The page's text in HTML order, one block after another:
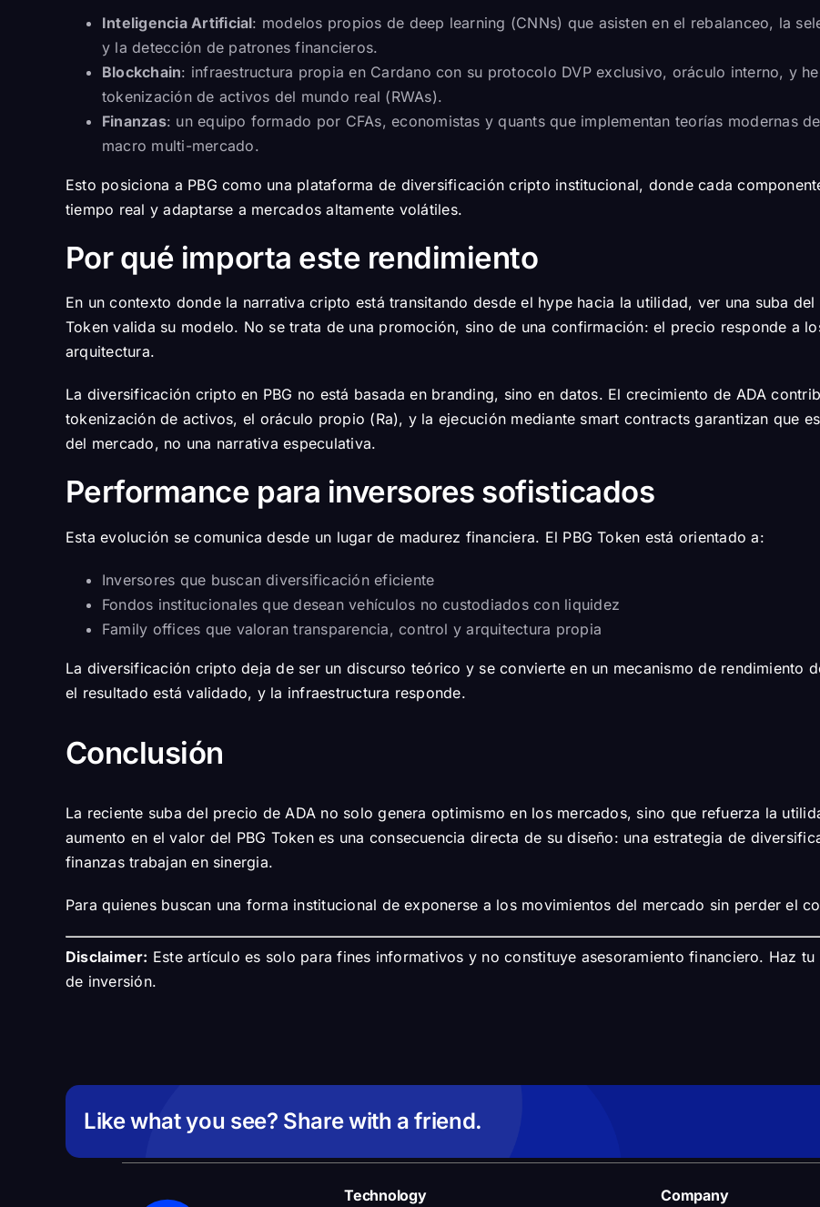
Inteligencia Artificial: modelos propios de deep learning (CNNs) que asisten en el rebalanceo, la
y la detección de patrones financieros.
Blockchain: infraestructura propia en Cardano con su protocolo DVP exclusivo, oráculo interno, y
tokenización de activos del mundo real (RWAs).
Finanzas: un equipo formado por CFAs, economistas y quants que implementan teorías modernas
macro multi-mercado.
Esto posiciona a PBG como una plataforma de diversificación cripto institucional, donde cada
tiempo real y adaptarse a mercados altamente volátiles.
Por qué importa este rendimiento
En un contexto donde la narrativa cripto está transitando desde el hype hacia la utilidad, ver una suba
Token valida su modelo. No se trata de una promoción, sino de una confirmación: el precio responde a
arquitectura.
La diversificación cripto en PBG no está basada en branding, sino en datos. El crecimiento de ADA
tokenización de activos, el oráculo propio (Ra), y la ejecución mediante smart contracts garantizan que
del mercado, no una narrativa especulativa.
Performance para inversores sofisticados
Esta evolución se comunica desde un lugar de madurez financiera. El PBG Token está orientado a:
Inversores que buscan diversificación eficiente
Fondos institucionales que desean vehículos no custodiados con liquidez
Family offices que valoran transparencia, control y arquitectura propia
La diversificación cripto deja de ser un discurso teórico y se convierte en un mecanismo de rendimiento
el resultado está validado, y la infraestructura responde.
Conclusión
La reciente suba del precio de ADA no solo genera optimismo en los mercados, sino que refuerza la
aumento en el valor del PBG Token es una consecuencia directa de su diseño: una estrategia de
finanzas trabajan en sinergia.
Para quienes buscan una forma institucional de exponerse a los movimientos del mercado sin perder el
Disclaimer: Este artículo es solo para fines informativos y no constituye asesoramiento financiero. Haz
de inversión.
Like what you see? Share with a friend.
Technology Company